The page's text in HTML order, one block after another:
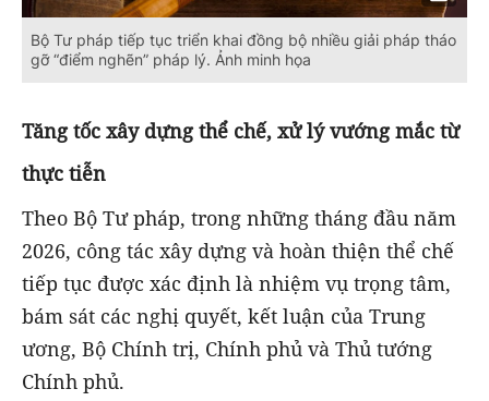
Bộ Tư pháp tiếp tục triển khai đồng bộ nhiều giải pháp tháo
gỡ “điểm nghẽn” pháp lý. Ảnh minh họa
Tăng tốc xây dựng thể chế, xử lý vướng mắc từ
thực tiễn
Theo Bộ Tư pháp, trong những tháng đầu năm
2026, công tác xây dựng và hoàn thiện thể chế
tiếp tục được xác định là nhiệm vụ trọng tâm,
bám sát các nghị quyết, kết luận của Trung
ương, Bộ Chính trị, Chính phủ và Thủ tướng
Chính phủ.